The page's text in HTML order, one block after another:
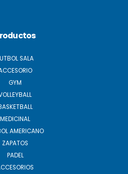
SALA
GYM
MEDICINAL
AMERICANO
ZAPATOS
PADEL